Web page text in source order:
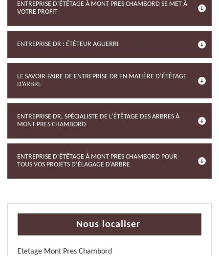
ENTREPRISE D’ÉTÊTAGE À MONT PRES CHAMBORD SE MET À
VOTRE PROFIT
ENTREPRISE DR : ÉTÊTEUR AGUERRI
LE SAVOIR-FAIRE DE ENTREPRISE DR EN MATIÈRE D’ÉTÊTAGE
D’ARBRE
ENTREPRISE DR, SPÉCIALISTE DE L'ÉTÊTAGE DES ARBRES À
MONT PRES CHAMBORD
ENTREPRISE D’ÉTÊTAGE À MONT PRES CHAMBORD POUR
TOUS VOS PROJETS D’ÉLAGAGE D’ARBRE
Nous localiser
Etetage Mont Pres Chambord